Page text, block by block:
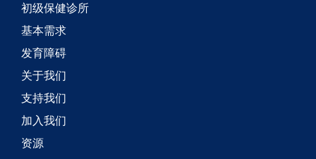
初级保健诊所
基本需求
发育障碍
关于我们
支持我们
加入我们
资源